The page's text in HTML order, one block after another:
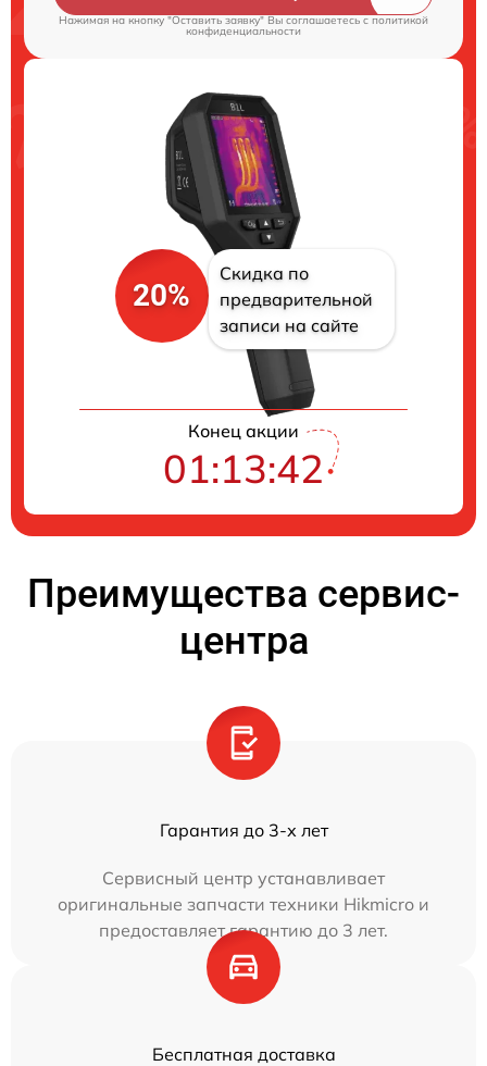
Нажимая на кнопку "Оставить заявку" Вы соглашаетесь cполитикой
конфиденциальности
20%
Скидка по
предварительной
записи на сайте
Конец акции
01:13:42
Преимущества сервис-
центра
Гарантия до 3-х лет
Сервисный центр устанавливает
оригинальные запчасти техники Hikmicro и
предоставляет гарантию до 3 лет.
Бесплатная доставка